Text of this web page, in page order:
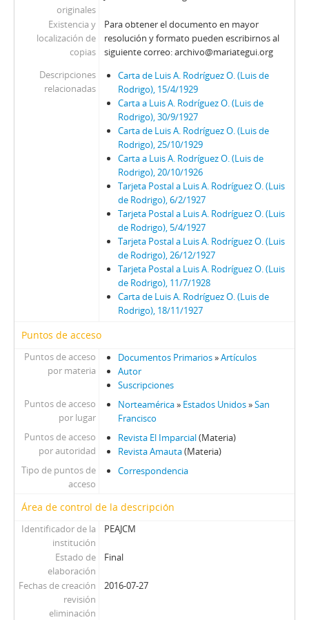
originales
Existencia y
localización de
copias
Para obtener el documento en mayor
resolución y formato pueden escribirnos al
siguiente correo: archivo@mariategui.org
Descripciones
relacionadas
Carta de Luis A. Rodríguez O. (Luis de
Rodrigo), 15/4/1929
Carta a Luis A. Rodríguez O. (Luis de
Rodrigo), 30/9/1927
Carta de Luis A. Rodríguez O. (Luis de
Rodrigo), 25/10/1929
Carta a Luis A. Rodríguez O. (Luis de
Rodrigo), 20/10/1926
Tarjeta Postal a Luis A. Rodríguez O. (Luis
de Rodrigo), 6/2/1927
Tarjeta Postal a Luis A. Rodríguez O. (Luis
de Rodrigo), 5/4/1927
Tarjeta Postal a Luis A. Rodríguez O. (Luis
de Rodrigo), 26/12/1927
Tarjeta Postal a Luis A. Rodríguez O. (Luis
de Rodrigo), 11/7/1928
Carta de Luis A. Rodríguez O. (Luis de
Rodrigo), 18/11/1927
Puntos de acceso
Puntos de acceso
por materia
Documentos Primarios»Artículos
Autor
Suscripciones
Puntos de acceso
por lugar
Norteamérica» Estados Unidos»San
Francisco
Puntos de acceso
por autoridad
Revista El Imparcial(Materia)
Revista Amauta(Materia)
Tipo de puntos de
acceso
Correspondencia
Área de control de la descripción
Identificador de la
institución
PEAJCM
Estado de
elaboración
Final
Fechas de creación
revisión
eliminación
2016-07-27